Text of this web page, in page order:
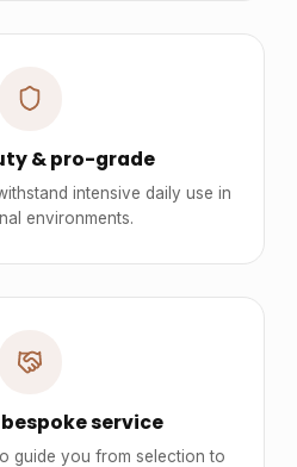
& pro-grade
intensive daily use in
environments.
service
guide you from selection to